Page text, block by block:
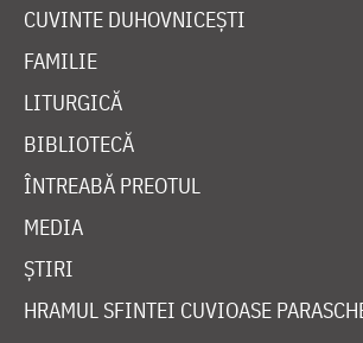
CUVINTE DUHOVNICEȘTI
FAMILIE
LITURGICĂ
BIBLIOTECĂ
ÎNTREABĂ PREOTUL
MEDIA
ȘTIRI
HRAMUL SFINTEI CUVIOASE